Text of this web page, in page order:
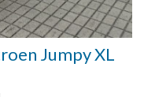
Jumpy XL